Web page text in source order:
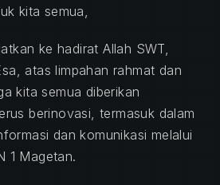
kita semua,
ke hadirat Allah SWT,
atas limpahan rahmat dan
kita semua diberikan
berinovasi, termasuk dalam
dan komunikasi melalui
1 Magetan.